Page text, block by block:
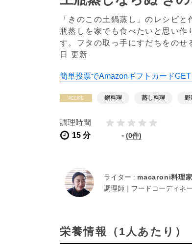
「きのこの土鍋蒸し」のレシピ
瓶蒸しを家でも食べたいと思い
す。フタの取っ手にすだちをのせ
日 更新
簡単投票でAmazonギフトカードGET
鍋料理 蒸し料理 野
調理時間
15 分
- (0件)
ライター : macaroni料理
調理師｜フードコーディネ
栄養情報（1人あたり）